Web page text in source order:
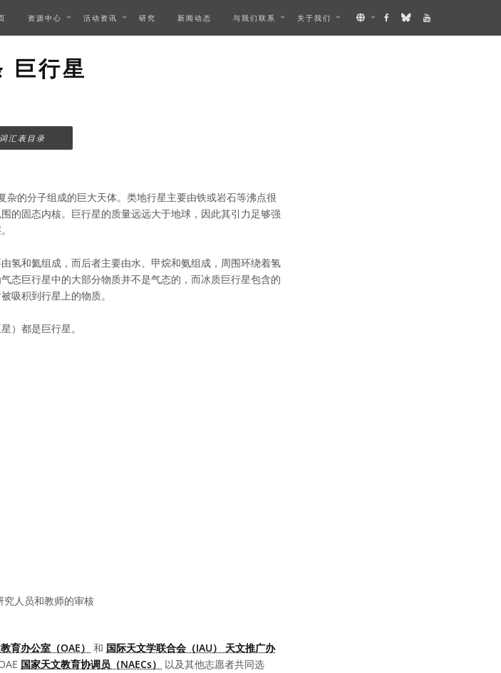
资源中心 活动资讯 研究 新闻动态 与我们联系 关于我们
巨行星
词汇表目录
的分子组成的巨大天体。类地行星主要由铁或岩石等沸点很
的固态内核。巨行星的质量远远大于地球，因此其引力足够强
氢和氦组成，而后者主要由水、甲烷和氨组成，周围环绕着氢
态巨行星中的大部分物质并不是气态的，而冰质巨行星包含的
吸积到行星上的物质。
）都是巨行星。
究人员和教师的审核
育办公室（OAE） 和 国际天文学联合会（IAU） 天文推广办
国家天文教育协调员（NAECs）
以及其他志愿者共同选